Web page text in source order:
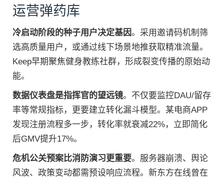
运营弹药库
冷启动阶段的种子用户决定基因。采用邀请码机制筛
选高质量用户，或通过线下场景地推获取精准流量。
Keep早期聚焦健身教练社群，形成裂变传播的原始动
能。
数据仪表盘是指挥官的望远镜。不仅要监控DAU/留存
率等常规指标，更要建立转化漏斗模型。某电商APP
发现注册流程多一步，转化率就衰减22%，立即简化
后GMV提升17%。
危机公关预案比消防演习更重要。服务器崩溃、舆论
风波、政策变动都需预设响应流程。新东方在线曾在